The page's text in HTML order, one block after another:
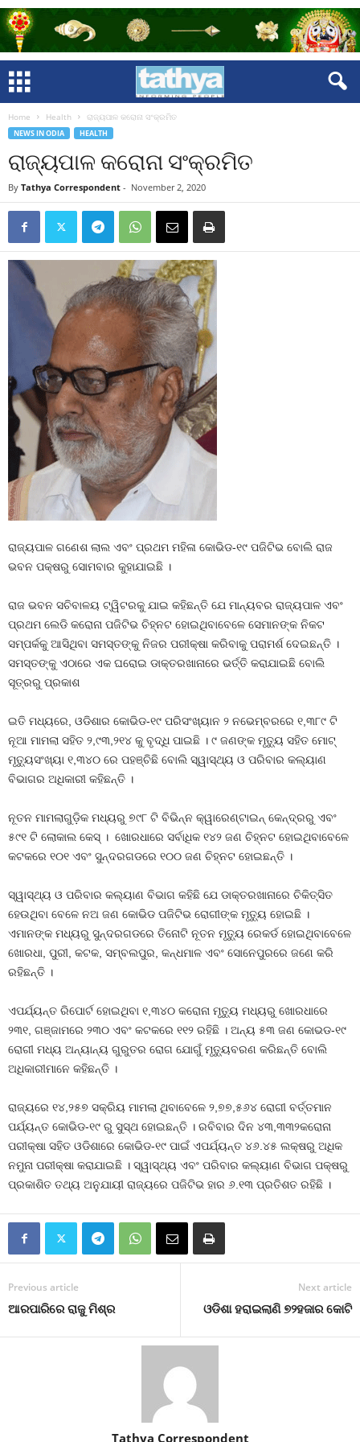
Home Health ରାଜ୍ୟପାଳ କରୋନା ସଂକ୍ରମିତ
NEWS IN ODIA HEALTH
ରାଜ୍ୟପାଳ କରୋନା ସଂକ୍ରମିତ
By Tathya Correspondent - November 2, 2020
ରାଜ୍ୟପାଳ ଗଣେଶ ଲାଲ ଏବଂ ପ୍ରଥମ ମହିଳା କୋଭିଡ-୧୯ ପଜିଟିଭ ବୋଲି ରାଜ
ଭବନ ପକ୍ଷରୁ ସୋମବାର କୁହାଯାଇଛି ।
ରାଜ ଭବନ ସଚିବାଳୟ ଟ୍ୱିଟରକୁ ଯାଇ କହିଛନ୍ତି ଯେ ମାନ୍ୟବର ରାଜ୍ୟପାଳ ଏବଂ
ପ୍ରଥମ ଲେଡି କରୋନା ପଜିଟିଭ ଚିହ୍ନଟ ହୋଇଥିବାବେଳେ ସେମାନଙ୍କ ନିକଟ
ସମ୍ପର୍କକୁ ଆସିଥିବା ସମସ୍ତଙ୍କୁ ନିଜର ପରୀକ୍ଷା କରିବାକୁ ପରାମର୍ଶ ଦେଇଛନ୍ତି ।
ସମସ୍ତଙ୍କୁ ଏଠାରେ ଏକ ଘରୋଇ ଡାକ୍ତରଖାନାରେ ଭର୍ତ୍ତି କରାଯାଇଛି ବୋଲି
ସୂତ୍ରରୁ ପ୍ରକାଶ
ଇତି ମଧ୍ୟରେ, ଓଡିଶାର କୋଭିଡ-୧୯ ପରିସଂଖ୍ୟାନ ୨ ନଭେମ୍ବରରେ ୧,୩୮୯ ଟି
ନୂଆ ମାମଲା ସହିତ ୨,୯୩,୨୧୪ କୁ ବୃଦ୍ଧି ପାଇଛି । ୯ ଜଣଙ୍କ ମୃତ୍ୟୁ ସହିତ ମୋଟ୍‍
ମୃତ୍ୟୁସଂଖ୍ୟା ୧,୩୪୦ ରେ ପହଞ୍ଚିଛି ବୋଲି ସ୍ୱାସ୍ଥ୍ୟ ଓ ପରିବାର କଲ୍ୟାଣ
ବିଭାଗର ଅଧିକାରୀ କହିଛନ୍ତି ।
ନୂତନ ମାମଲାଗୁଡ଼ିକ ମଧ୍ୟରୁ ୭୯୮ ଟି ବିଭିନ୍ନ କ୍ୱାରେଣ୍ଟାଇନ୍‍ କେନ୍ଦ୍ରରୁ ଏବଂ
୫୯୧ ଟି ଲୋକାଲ କେସ୍‍ । ଖୋରଧାରେ ସର୍ବାଧିକ ୧୪୨ ଜଣ ଚିହ୍ନଟ ହୋଇଥିବାବେଳେ
କଟକରେ ୧୦୧ ଏବଂ ସୁନ୍ଦରଗଡରେ ୧୦୦ ଜଣ ଚିହ୍ନଟ ହୋଇଛନ୍ତି ।
ସ୍ୱାସ୍ଥ୍ୟ ଓ ପରିବାର କଲ୍ୟାଣ ବିଭାଗ କହିଛି ଯେ ଡାକ୍ତରଖାନାରେ ଚିକିତ୍ସିତ
ହେଉଥିବା ବେଳେ ନଅ ଜଣ କୋଭିଡ ପଜିଟିଭ ରୋଗୀଙ୍କ ମୃତ୍ୟୁ ହୋଇଛି ।
ଏମାନଙ୍କ ମଧ୍ୟରୁ ସୁନ୍ଦରଗଡରେ ତିନୋଟି ନୂତନ ମୃତ୍ୟୁ ରେକର୍ଡ ହୋଇଥିବାବେଳେ
ଖୋରଧା, ପୁରୀ, କଟକ, ସମ୍ବଲପୁର, କନ୍ଧମାଳ ଏବଂ ସୋନେପୁରରେ ଜଣେ କରି
ରହିଛନ୍ତି ।
ଏପର୍ଯ୍ୟନ୍ତ ରିପୋର୍ଟ ହୋଇଥିବା ୧,୩୪୦ କରୋନା ମୃତ୍ୟୁ ମଧ୍ୟରୁ ଖୋରଧାରେ
୨୩୧, ଗଞ୍ଜାମରେ ୨୩୦ ଏବଂ କଟକରେ ୧୧୨ ରହିଛି । ଅନ୍ୟ ୫୩ ଜଣ କୋଭଡ-୧୯
ରୋଗୀ ମଧ୍ୟ ଅନ୍ୟାନ୍ୟ ଗୁରୁତର ରୋଗ ଯୋଗୁଁ ମୃତ୍ୟୁବରଣ କରିଛନ୍ତି ବୋଲି
ଅଧିକାରୀମାନେ କହିଛନ୍ତି ।
ରାଜ୍ୟରେ ୧୪,୨୫୭ ସକ୍ରିୟ ମାମଲା ଥିବାବେଳେ ୨,୭୭,୫୬୪ ରୋଗୀ ବର୍ତ୍ତମାନ
ପର୍ଯ୍ୟନ୍ତ କୋଭିଡ-୧୯ ରୁ ସୁସ୍ଥ ହୋଇଛନ୍ତି । ରବିବାର ଦିନ ୪୩,୩୩୨କରୋନା
ପରୀକ୍ଷା ସହିତ ଓଡିଶାରେ କୋଭିଡ-୧୯ ପାଇଁ ଏପର୍ଯ୍ୟନ୍ତ ୪୬.୪୫ ଲକ୍ଷରୁ ଅଧିକ
ନମୁନା ପରୀକ୍ଷା କରାଯାଇଛି । ସ୍ୱାସ୍ଥ୍ୟ ଏବଂ ପରିବାର କଲ୍ୟାଣ ବିଭାଗ ପକ୍ଷରୁ
ପ୍ରକାଶିତ ତଥ୍ୟ ଅନୁଯାୟୀ ରାଜ୍ୟରେ ପଜିଟିଭ ହାର ୬.୧୩ ପ୍ରତିଶତ ରହିଛି ।
Previous article
ଆରପାରିରେ ରାଜୁ ମିଶ୍ର
Next article
ଓଡିଶା ହରାଇଲାଣି ୭୨ହଜାର କୋଟି
Tathya Correspondent